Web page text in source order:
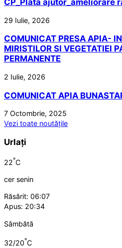
29 Iulie, 2026
COMUNICAT PRESA APIA-
MIRISTILOR SI VEGETATIEI
PERMANENTE
2 Iulie, 2026
COMUNICAT APIA
7 Octombrie, 2025
Vezi toate noutățile
Urlați
22°C
cer senin
Răsărit: 06:07
Apus: 20:34
Sâmbătă
32/20°C